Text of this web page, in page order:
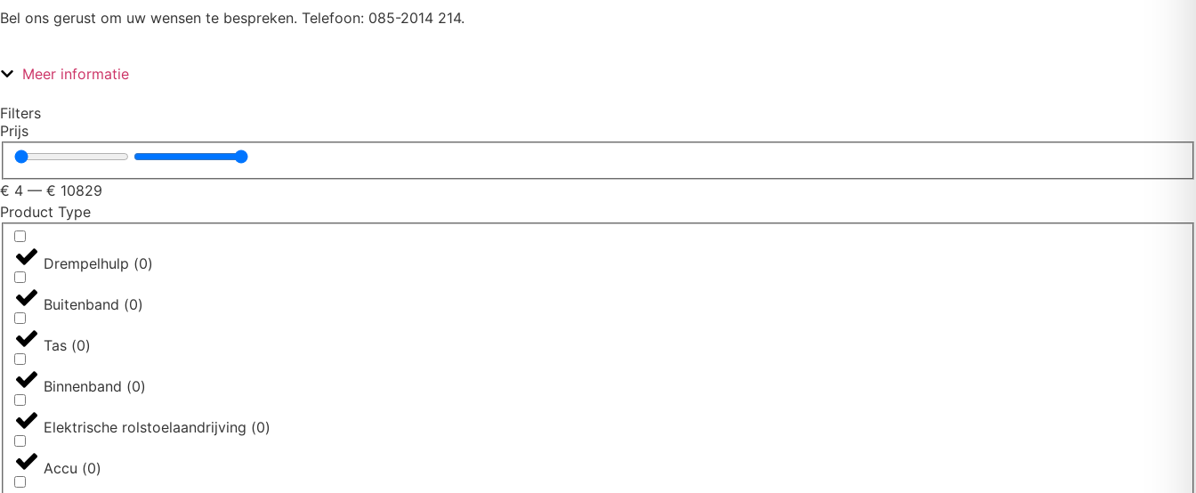
Bel ons gerust om uw wensen te bespreken. Telefoon: 085-2014 214.
Meer informatie
Filters
Prijs
€ 4 — € 10829
Product Type
Drempelhulp (0)
Buitenband (0)
Tas (0)
Binnenband (0)
Elektrische rolstoelaandrijving (0)
Accu (0)